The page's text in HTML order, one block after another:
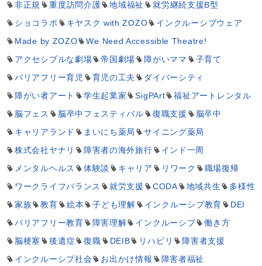
非正規
重度訪問介護 地域福祉
就労継続支援B型
ショコラボ
キヤスク with ZOZO
インクルーシブウェア
Made by ZOZO
We Need Accessible Theatre!
アクセシブルな劇場
帝国劇場 障がいママ
子育て
バリアフリー育児
育児の工夫
ダイバーシティ
障がい者アート
学生起業家 SigPArt
福祉アートレンタル
脳フェス
脳卒中フェスティバル 復職支援
脳卒中
キャリアランド
まいにち薬局
サイニング薬局
株式会社ヤナリ
障害者の海外旅行
インド一周
メンタルヘルス
体験談 キャリア リワーク
職場復帰
ワークライフバランス
就労支援 CODA 地域共生
多様性
家族
教育 絵本 子ども理解 インクルーシブ教育
DEI
バリアフリー教育
障害理解 インクルーシブ
働き方
脳梗塞
後遺症 復職 DEIB リハビリ
障害者支援
インクルーシブ社会
お出かけ情報
障害者福祉